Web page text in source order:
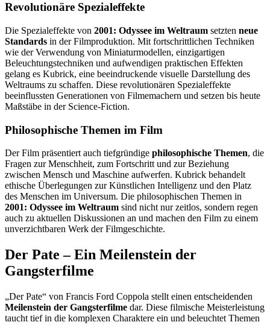
Revolutionäre Spezialeffekte
Die Spezialeffekte von 2001: Odyssee im Weltraum setzten neue
Standards in der Filmproduktion. Mit fortschrittlichen Techniken
wie der Verwendung von Miniaturmodellen, einzigartigen
Beleuchtungstechniken und aufwendigen praktischen Effekten
gelang es Kubrick, eine beeindruckende visuelle Darstellung des
Weltraums zu schaffen. Diese revolutionären Spezialeffekte
beeinflussten Generationen von Filmemachern und setzen bis heute
Maßstäbe in der Science-Fiction.
Philosophische Themen im Film
Der Film präsentiert auch tiefgründige philosophische Themen, die
Fragen zur Menschheit, zum Fortschritt und zur Beziehung
zwischen Mensch und Maschine aufwerfen. Kubrick behandelt
ethische Überlegungen zur Künstlichen Intelligenz und den Platz
des Menschen im Universum. Die philosophischen Themen in
2001: Odyssee im Weltraum sind nicht nur zeitlos, sondern regen
auch zu aktuellen Diskussionen an und machen den Film zu einem
unverzichtbaren Werk der Filmgeschichte.
Der Pate – Ein Meilenstein der
Gangsterfilme
„Der Pate“ von Francis Ford Coppola stellt einen entscheidenden
Meilenstein der Gangsterfilme dar. Diese filmische Meisterleistung
taucht tief in die komplexen Charaktere ein und beleuchtet Themen